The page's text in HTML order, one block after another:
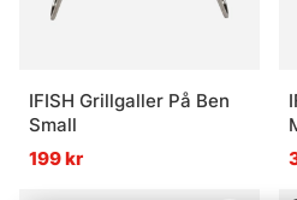
IFISH Grillgaller På Ben
Small
199 kr